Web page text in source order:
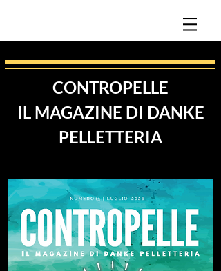
CONTROPELLE
IL MAGAZINE DI DANKE
PELLETTERIA